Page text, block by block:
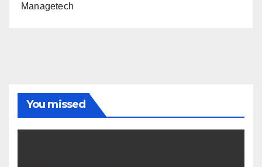
Managetech
You missed